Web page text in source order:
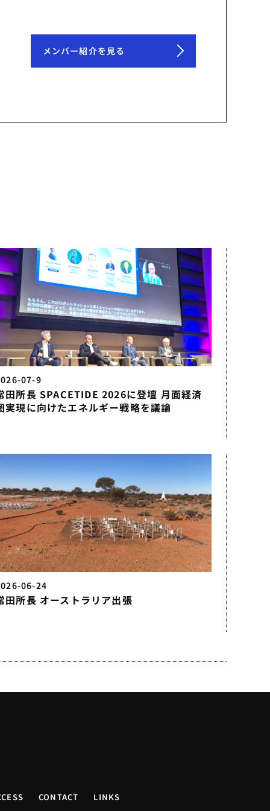
メンバー紹介を見る
07-9
田所長 SPACETIDE 2026に登壇 月面経済
実現に向けたエネルギー戦略を議論
06-24
田所長 オーストラリア出張
CONTACT LINKS